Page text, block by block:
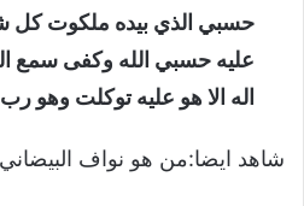
حسبي الذي بيده ملكوت كل
عليه حسبي الله وكفى سمع
اله الا هو عليه توكلت وهو
شاهد ايضا:من هو نواف البيضاني